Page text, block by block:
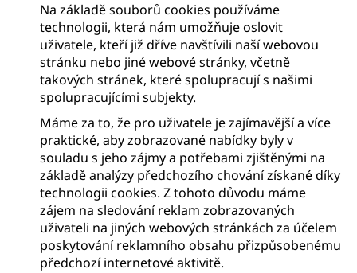
Na základě souborů cookies používáme
technologii, která nám umožňuje oslovit
uživatele, kteří již dříve navštívili naší webovou
stránku nebo jiné webové stránky, včetně
takových stránek, které spolupracují s našimi
spolupracujícími subjekty.
Máme za to, že pro uživatele je zajímavější a více
praktické, aby zobrazované nabídky byly v
souladu s jeho zájmy a potřebami zjištěnými na
základě analýzy předchozího chování získané díky
technologii cookies. Z tohoto důvodu máme
zájem na sledování reklam zobrazovaných
uživateli na jiných webových stránkách za účelem
poskytování reklamního obsahu přizpůsobenému
předchozí internetové aktivitě.